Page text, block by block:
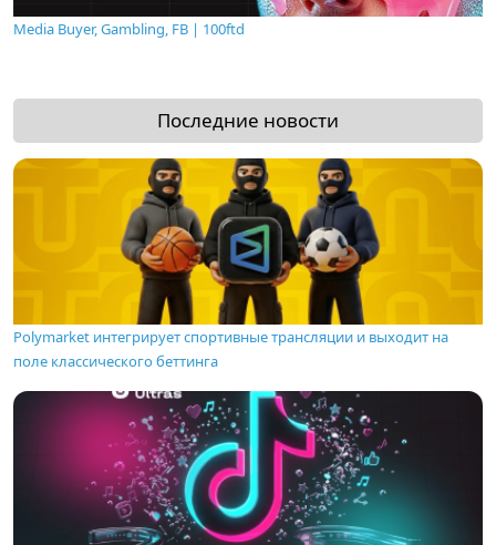
Media Buyer, Gambling, FB | 100ftd
Последние новости
Polymarket интегрирует спортивные трансляции и выходит на
поле классического беттинга